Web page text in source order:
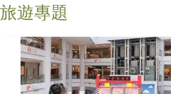
旅遊專題